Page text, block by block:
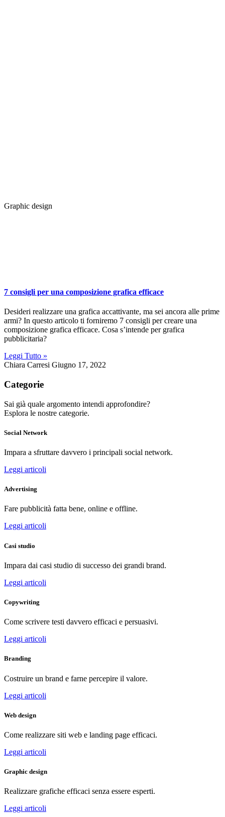
Graphic design
7 consigli per una composizione grafica efficace
Desideri realizzare una grafica accattivante, ma sei ancora alle prime
armi? In questo articolo ti forniremo 7 consigli per creare una
composizione grafica efficace. Cosa s’intende per grafica
pubblicitaria?
Leggi Tutto »
Chiara Carresi Giugno 17, 2022
Categorie
Sai già quale argomento intendi approfondire?
Esplora le nostre categorie.
Social Network
Impara a sfruttare davvero i principali social network.
Leggi articoli
Advertising
Fare pubblicità fatta bene, online e offline.
Leggi articoli
Casi studio
Impara dai casi studio di successo dei grandi brand.
Leggi articoli
Copywriting
Come scrivere testi davvero efficaci e persuasivi.
Leggi articoli
Branding
Costruire un brand e farne percepire il valore.
Leggi articoli
Web design
Come realizzare siti web e landing page efficaci.
Leggi articoli
Graphic design
Realizzare grafiche efficaci senza essere esperti.
Leggi articoli